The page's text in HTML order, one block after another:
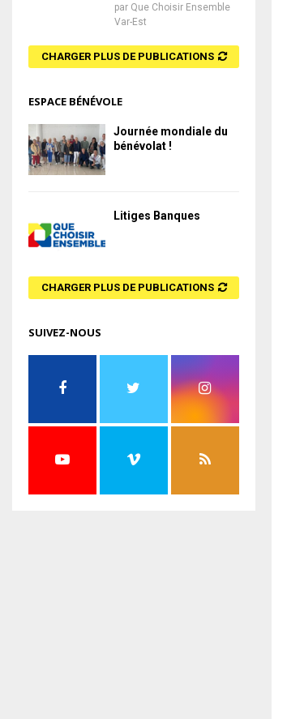
par Que Choisir Ensemble
Var-Est
CHARGER PLUS DE PUBLICATIONS
ESPACE BÉNÉVOLE
Journée mondiale du
bénévolat !
Litiges Banques
CHARGER PLUS DE PUBLICATIONS
SUIVEZ-NOUS